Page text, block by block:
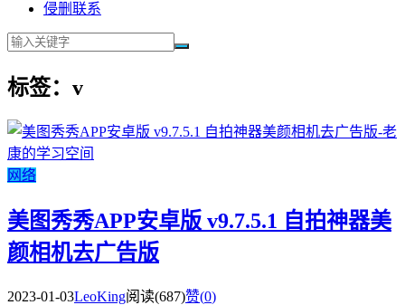
侵删联系
标签：v
网络
美图秀秀APP安卓版 v9.7.5.1 自拍神器美
颜相机去广告版
2023-01-03LeoKing阅读(687)赞(0)